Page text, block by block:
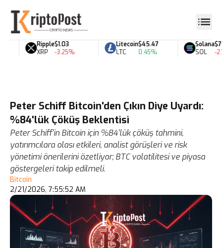
Ripple
XRP
$1.03
-3.25%
Litecoin
LTC
$45.47
0.45%
Solana
SOL
-
Peter Schiff Bitcoin'den Çıkın Diye Uyardı:
%84'lük Çöküş Beklentisi
Peter Schiff'in Bitcoin için %84'lük çöküş tahmini,
yatırımcılara olası etkileri, analist görüşleri ve risk
yönetimi önerilerini özetliyor; BTC volatilitesi ve piyasa
göstergeleri takip edilmeli.
Bitcoin
2/21/2026, 7:55:52 AM